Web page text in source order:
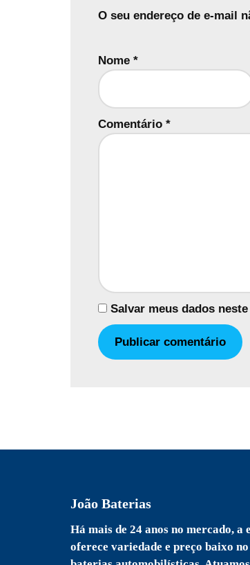
O seu endereço de e-mail
Nome *
Comentário *
Salvar meus dados
João Baterias
Há mais de 24 anos no mercado, a
oferece variedade e preço baixo